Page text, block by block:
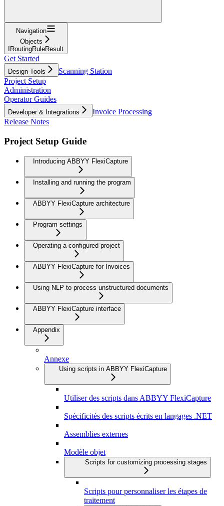
Navigation
Objects
IRoutingRuleResult
Get Started
Design Tools
Scanning Station
Project Setup
Administration
Operator Guides
Developer & Integrations
Invoice Processing
Release Notes
Project Setup Guide
Introducing ABBYY FlexiCapture
Installing and running the program
ABBYY FlexiCapture architecture
Program settings
Operating a configured project
ABBYY FlexiCapture for Invoices
Using NLP to process unstructured documents
ABBYY FlexiCapture interface
Appendix
Annexe
Using scripts in ABBYY FlexiCapture
Utiliser des scripts dans ABBYY FlexiCapture
Spécificités des scripts écrits en langages .NET
Assemblies externes
Modèle objet
Scripts for customizing processing stages
Scripts pour personnaliser les étapes de
traitement